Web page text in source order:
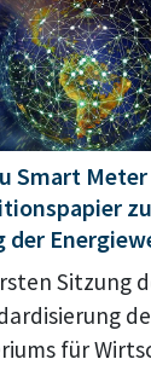
Smart
Sitzung
für